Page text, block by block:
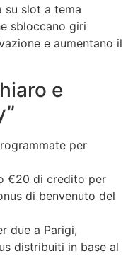
su slot a tema
sbloccano giri
e aumentano il
e
per
€20 di credito per
di benvenuto del
due a Parigi,
distribuiti in base al